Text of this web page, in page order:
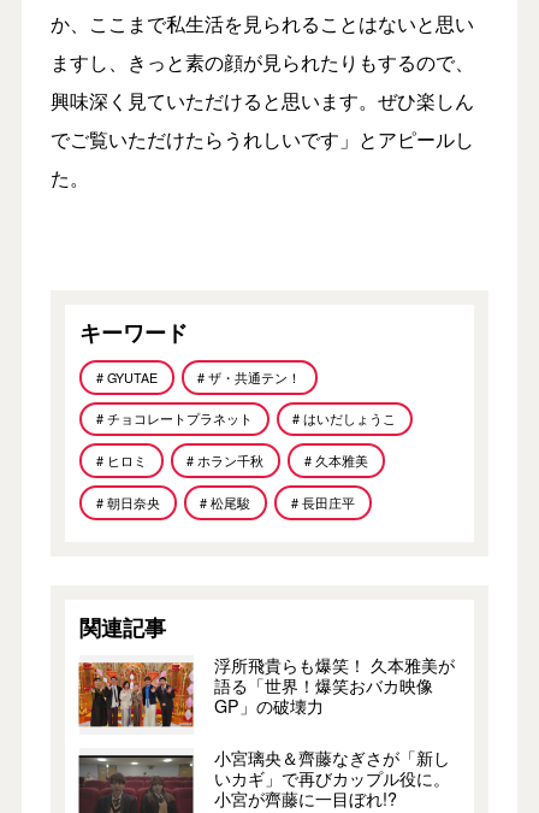
か、ここまで私生活を見られることはないと思い
ますし、きっと素の顔が見られたりもするので、
興味深く見ていただけると思います。ぜひ楽しん
でご覧いただけたらうれしいです」とアピールし
た。
キーワード
# GYUTAE # ザ・共通テン！
# チョコレートプラネット # はいだしょうこ
# ヒロミ # ホラン千秋 # 久本雅美
# 朝日奈央 # 松尾駿 # 長田庄平
関連記事
浮所飛貴らも爆笑！ 久本雅美が
語る「世界！爆笑おバカ映像
GP」の破壊力
小宮璃央＆齊藤なぎさが「新し
いカギ」で再びカップル役に。
小宮が齊藤に一目ぼれ!?